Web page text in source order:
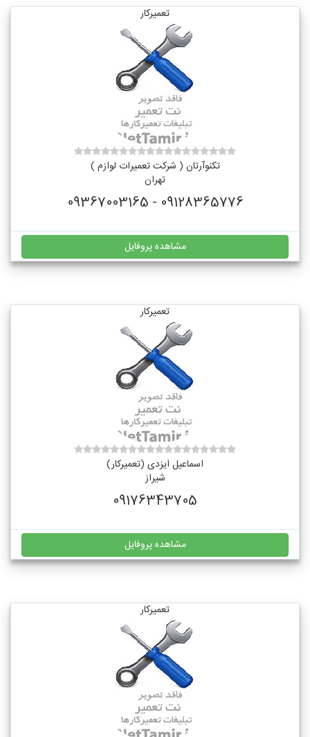
تعمیرکار
تکنوآرتان ( شرکت تعمیرات لوازم )
تهران
09128365776 - 09367003165
مشاهده پروفایل
تعمیرکار
اسماعیل ایزدی (تعمیرکار)
شیراز
09176343705
مشاهده پروفایل
تعمیرکار